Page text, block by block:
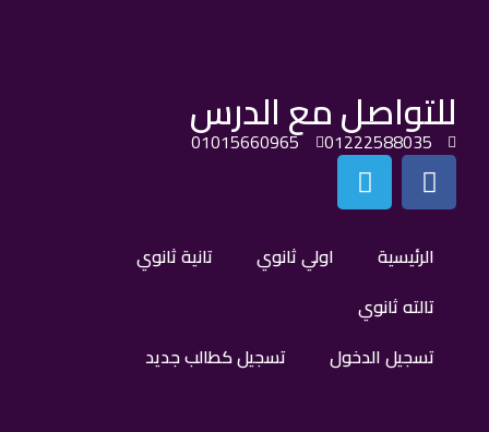
الرئيسية اولي ثانوي
تانية ثانوي
تالته ثانوي
تسجيل الدخول
تسجيل كطالب جديد
للتواصل مع الدرس
01222588035
01015660965